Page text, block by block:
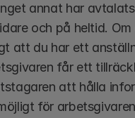
annat har
och på heltid.
att du har ett
får ett
att hålla
för